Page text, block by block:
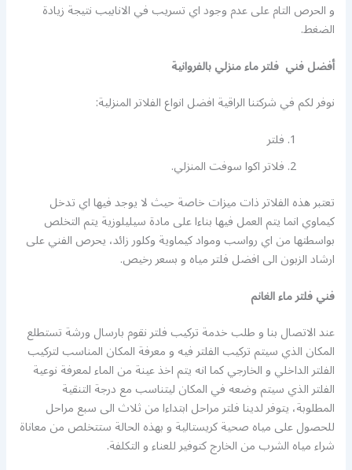
و الحرص التام على عدم وجود اي تسريب في الانابيب نتيجة زيادة
الضغط.
أفضل فني فلتر ماء منزلي بالفروانية
نوفر لكم في شركتنا الراقية افضل انواع الفلاتر المنزلية:
فلتر
فلاتر اكوا سوفت المنزلي.
تعتبر هذه الفلاتر ذات ميزات خاصة حيث لا يوجد فيها اي تدخل
كيماوي انما يتم العمل فيها بناءا على مادة سيليلوزية يتم التخلص
بواسطتها من اي رواسب ومواد كيماوية وكلور زائد، يحرص الفني على
ارشاد الزبون الى افضل فلتر مياه و بسعر رخيص.
فني فلتر ماء الغانم
عند الاتصال بنا و طلب خدمة تركيب فلتر نقوم بارسال ورشة تستطلع
المكان الذي سيتم تركيب الفلتر فيه و معرفة المكان المناسب لتركيب
الفلتر الداخلي و الخارجي كما انه يتم اخذ عينة من الماء لمعرفة نوعية
الفلتر الذي سيتم وضعه في المكان ليتناسب مع درجة التنقية
المطلوبة، يتوفر لدينا فلتر مراحل ابتداءا من ثلاث الى سبع مراحل
للحصول على مياه صحية كريستالية و بهذه الحالة ستتخلص من معاناة
شراء مياه الشرب من الخارج كتوفير للعناء و التكلفة.